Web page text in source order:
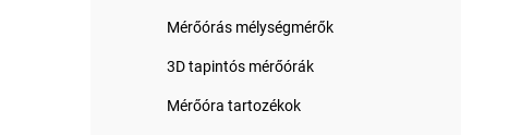
Mérőórás mélységmérők
3D tapintós mérőórák
Mérőóra tartozékok